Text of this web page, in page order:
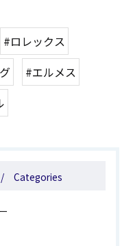
#ロレックス
#エルメス
Categories